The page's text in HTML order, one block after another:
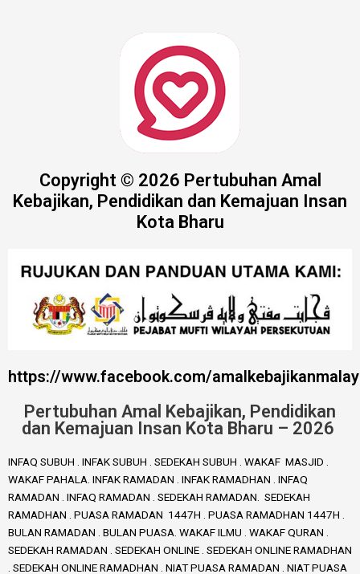
Copyright © 2026 Pertubuhan Amal
Kebajikan, Pendidikan dan Kemajuan Insan
Kota Bharu
https://www.facebook.com/
Pertubuhan Amal Kebajikan, Pendidikan
dan Kemajuan Insan Kota Bharu – 2026
INFAQ SUBUH . INFAK SUBUH . SEDEKAH SUBUH . WAKAF MASJID .
WAKAF PAHALA. INFAK RAMADAN . INFAK RAMADHAN . INFAQ
RAMADAN . INFAQ RAMADAN . SEDEKAH RAMADAN. SEDEKAH
RAMADHAN . PUASA RAMADAN 1447H . PUASA RAMADHAN 1447H .
BULAN RAMADAN . BULAN PUASA. WAKAF ILMU . WAKAF QURAN .
SEDEKAH RAMADAN . SEDEKAH ONLINE . SEDEKAH ONLINE RAMADHAN
. SEDEKAH ONLINE RAMADHAN . NIAT PUASA RAMADAN . NIAT PUASA